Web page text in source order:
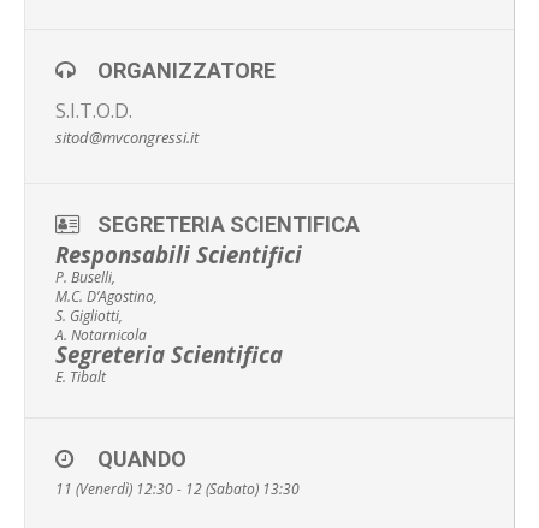
ORGANIZZATORE
S.I.T.O.D.
sitod@mvcongressi.it
SEGRETERIA SCIENTIFICA
Responsabili Scientifici
P. Buselli,
M.C. D’Agostino,
S. Gigliotti,
A. Notarnicola
Segreteria Scientifica
E. Tibalt
QUANDO
11 (Venerdì) 12:30 - 12 (Sabato) 13:30